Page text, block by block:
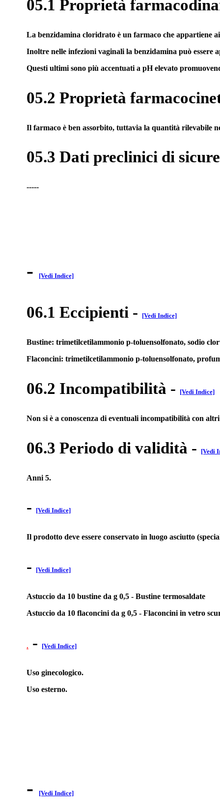
05.1 Proprietà
La benzidamina cloridrato è un farmaco che appartiene
Inoltre nelle infezioni vaginali la benzidamina può essere
Questi ultimi sono più accentuati a pH elevato
05.2 Proprietà
Il farmaco è ben assorbito, tuttavia la quantità rilevabile
05.3 Dati preclinici di
-----
- [Vedi Indice]
06.1 Eccipienti - [Vedi Indice]
Bustine: trimetilcetilammonio p-toluensolfonato, sodio
Flaconcini: trimetilcetilammonio p-toluensolfonato,
06.2 Incompatibilità - [Vedi Indice]
Non si è a conoscenza di eventuali incompatibilità con
06.3 Periodo di validità - [Vedi
Anni 5.
- [Vedi Indice]
Il prodotto deve essere conservato in luogo asciutto
- [Vedi Indice]
Astuccio da 10 bustine da g 0,5 - Bustine termosaldate
Astuccio da 10 flaconcini da g 0,5 - Flaconcini in vetro
. - [Vedi Indice]
Uso ginecologico.
Uso esterno.
- [Vedi Indice]